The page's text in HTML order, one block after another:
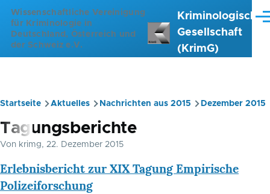
Direkt zum Inhalt
Wissenschaftliche Vereinigung
für Kriminologie in
Deutschland, Österreich und
der Schweiz e.V.
Kriminologische
Gesellschaft
(KrimG)
Pfadnavigation
Startseite Aktuelles Nachrichten aus 2015 Dezember 2015
Tagungsberichte
Von krimg, 22. Dezember 2015
Erlebnisbericht zur XIX Tagung Empirische
Polizeiforschung